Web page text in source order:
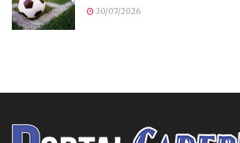
30/07/2026